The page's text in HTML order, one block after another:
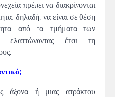
πρέπει να διακρίνονται
δηλαδή, να είναι σε θέση
από τα τμήματα των
ελαττώνοντας έτσι τη
άξονα ή μιας ατράκτου